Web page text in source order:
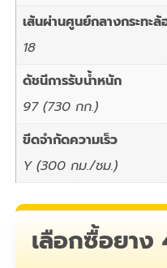
เส้นผ่านศูนย์กลางกระทะล้
18
ดัชนีการรับน้ำหนัก
97 (730 กก.)
ขีดจำกัดความเร็ว
Y (300 กม./ชม.)
เลือกซื้อยาง